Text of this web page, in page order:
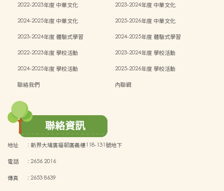
2022-2023年度 中華文化
2023-2024年度 中華文化
2024-2025年度 中華文化
2025-2026年度 中華文化
2023-2024年度 體驗式學習
2024-2025年度 體驗式學習
2022-2023年度 學校活動
2023-2024年度 學校活動
2024-2025年度 學校活動
2025-2026年度 學校活動
聯絡我們
內聯網
聯絡資訊
地址 :新界大埔廣福邨廣義樓118-131號地下
電話 :2656 2016
傳真 :2653 8639